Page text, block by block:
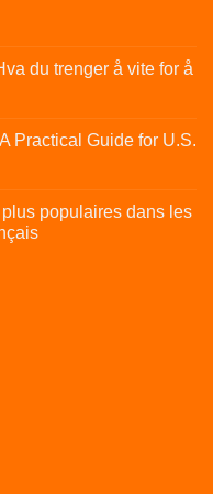
du trenger å vite for å
Practical Guide for U.S.
populaires dans les